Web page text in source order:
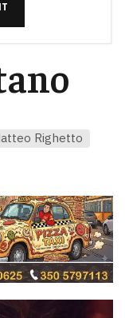
Righetto